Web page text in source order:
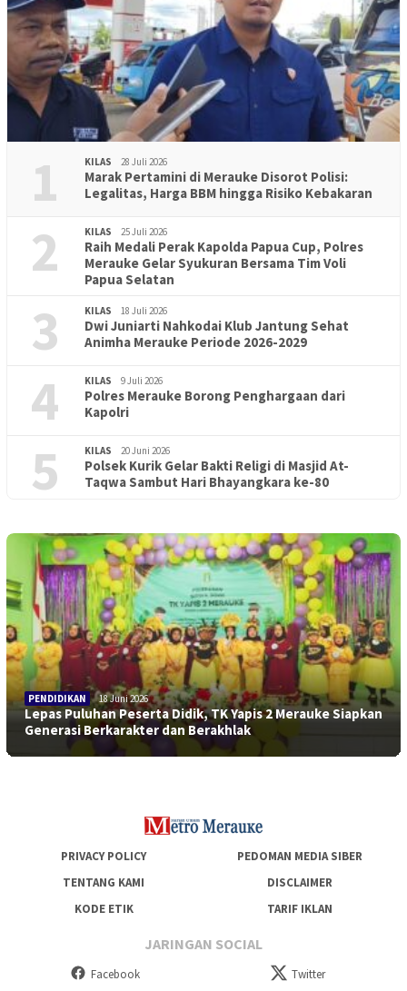
1 KILAS 28 Juli 2026
Marak Pertamini di Merauke Disorot Polisi:
Legalitas, Harga BBM hingga Risiko Kebakaran
2 KILAS 25 Juli 2026
Raih Medali Perak Kapolda Papua Cup, Polres
Merauke Gelar Syukuran Bersama Tim Voli
Papua Selatan
3 KILAS 18 Juli 2026
Dwi Juniarti Nahkodai Klub Jantung Sehat
Animha Merauke Periode 2026-2029
4 KILAS 9 Juli 2026
Polres Merauke Borong Penghargaan dari
Kapolri
5 KILAS 20 Juni 2026
Polsek Kurik Gelar Bakti Religi di Masjid At-
Taqwa Sambut Hari Bhayangkara ke-80
PENDIDIKAN 18 Juni 2026
Lepas Puluhan Peserta Didik, TK Yapis 2 Merauke Siapkan
Generasi Berkarakter dan Berakhlak
PRIVACY POLICY
PEDOMAN MEDIA SIBER
TENTANG KAMI
DISCLAIMER
KODE ETIK
TARIF IKLAN
JARINGAN SOCIAL
Facebook Twitter